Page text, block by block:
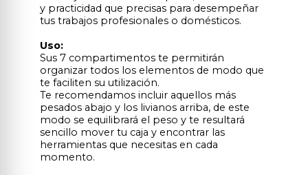
y practicidad que precisas para desempeñar
tus trabajos profesionales o domésticos.
Uso:
Sus 7 compartimentos te permitirán
organizar todos los elementos de modo que
te faciliten su utilización.
Te recomendamos incluir aquellos más
pesados abajo y los livianos arriba, de este
modo se equilibrará el peso y te resultará
sencillo mover tu caja y encontrar las
herramientas que necesitas en cada
momento.